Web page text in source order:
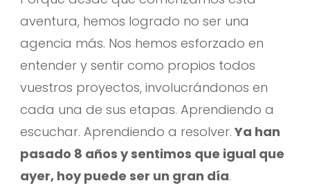
aventura, hemos logrado no ser una
agencia más. Nos hemos esforzado en
entender y sentir como propios todos
vuestros proyectos, involucrándonos en
cada una de sus etapas. Aprendiendo a
escuchar. Aprendiendo a resolver. Ya han
pasado 8 años y sentimos que igual que
ayer, hoy puede ser un gran día.